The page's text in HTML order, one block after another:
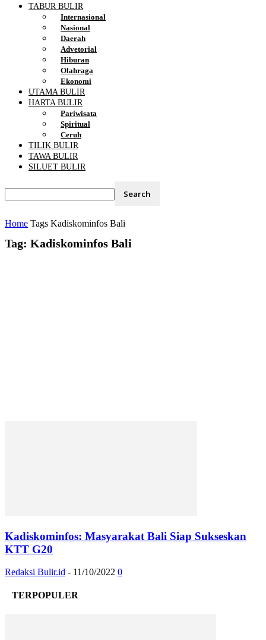
TABUR BULIR
Internasional
Nasional
Daerah
Advetorial
Hiburan
Olahraga
Ekonomi
UTAMA BULIR
HARTA BULIR
Pariwisata
Spiritual
Ceruh
TILIK BULIR
TAWA BULIR
SILUET BULIR
Home Tags Kadiskominfos Bali
Tag: Kadiskominfos Bali
Kadiskominfos: Masyarakat Bali Siap Sukseskan
KTT G20
Redaksi Bulir.id - 11/10/2022 0
TERPOPULER